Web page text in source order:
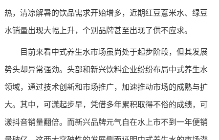
热，清凉解暑的饮品需求开始增多，近期红豆薏米水、绿豆
水销量出现大幅上升，个别品牌甚至出现了供不应求。
目前来看中式养生水市场虽尚处于起步阶段，但其发展
势头却异常强劲。头部和新兴饮料企业纷纷布局中式养生水
领域，通过技术创新和市场推广，加速推动市场的成熟与扩
大。其中，可漾起步早，凭借多年累积取得不俗的成绩，可
漾抖音销量翻倍。而新兴品牌元气自在水上市不到一年便销